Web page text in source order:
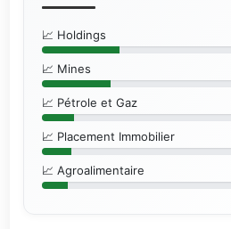
📈 Holdings
📈 Mines
📈 Pétrole et Gaz
📈 Placement Immobilier
📈 Agroalimentaire